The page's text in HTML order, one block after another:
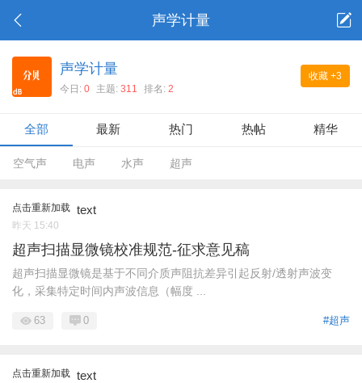
声学计量
收藏 +3
声学计量
今日:0 主题:311 排名:2
全部 最新 热门 热帖 精华
空气声 电声 水声 超声
点击重新加载 text
昨天 15:40
超声扫描显微镜校准规范-征求意见稿
超声扫描显微镜是基于不同介质声阻抗差异引起反射/透射声波变
化，采集特定时间内声波信息（幅度 ...
#超声
63 0
点击重新加载 text